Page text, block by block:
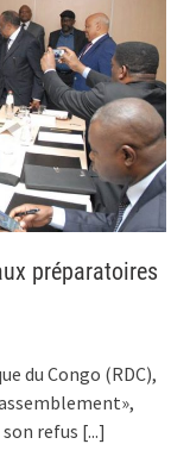
préparatoires
du Congo (RDC),
refus [...]